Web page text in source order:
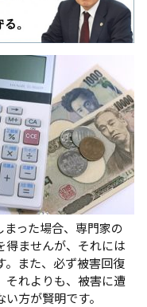
った場合、専門家の
得ませんが、それには
。また、必ず被害回復
それよりも、被害に遭
方が賢明です。